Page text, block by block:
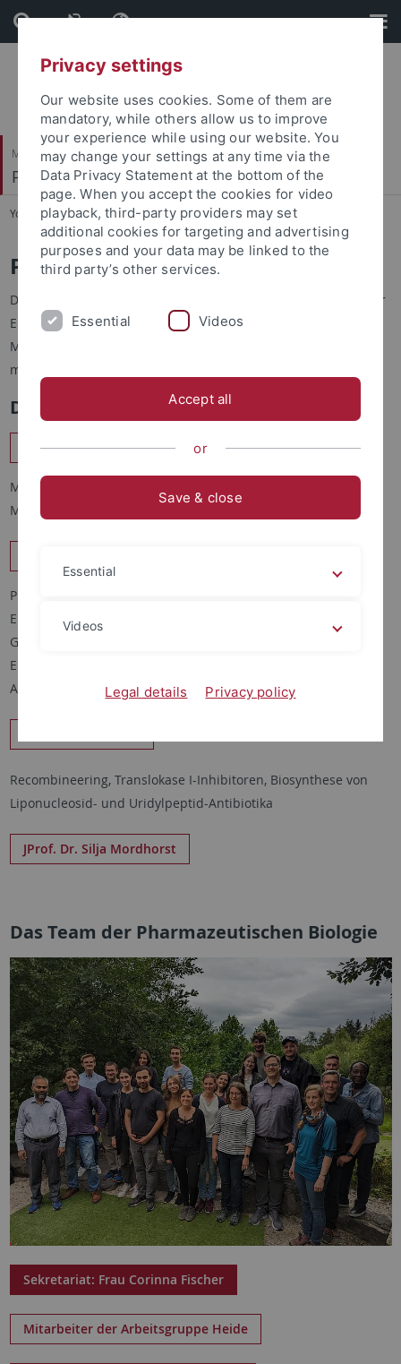
Skip
to
content
Skip
to
footer
Mathematisch-Naturwissenschaftliche Fakultät
Pharmazeutische Biologie
You are here: Startseite ... Pharmazeutische Biologie
Pharmazeutische Biologie
Die Pharmazeutische Biologie in Tübingen befasst sich mit der
Entdeckung und mit der Biosynthese von Wirkstoffen in
Mikroorganismen und mit der Herstellung neuer Antibiotika
mit gentechnischen Methoden.
Die Arbeitsgruppen
Prof. Dr. Harald Groß
Mikrobielle Wirkstoffe aus Pseudomonas-Stämmen; Genome
Mining
Pharmacy in Global Health (Pharmazie in
Entwicklungszusammenarbeit und Katastrophenhilfe).
Gefälschte und minderwertige Arzneimittel in
Entwicklungsländern. Gyrase-Inhibitoren, Aminocumarin-
Antibiotika.
Recombineering, Translokase I-Inhibitoren, Biosynthese von
Liponucleosid- und Uridylpeptid-Antibiotika
JProf. Dr. Silja Mordhorst
Das Team der Pharmazeutischen Biologie
Sekretariat: Frau Corinna Fischer
Mitarbeiter der Arbeitsgruppe Heide
Privacy settings
Our website uses cookies. Some of them are
mandatory, while others allow us to improve
your experience while using our website. You
may change your settings at any time via the
Data Privacy Statement at the bottom of the
page. When you accept the cookies for video
playback, third-party providers may set
additional cookies for targeting and advertising
purposes and your data may be linked to the
third party’s other services.
Essential Videos
Accept all
or
Save & close
Essential
Videos
Legal details Privacy policy